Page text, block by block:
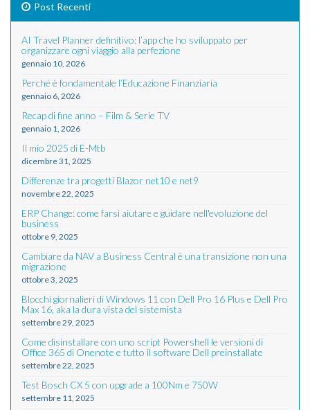
Post Recenti
AI Travel Planner definitivo: l’app che ho sviluppato per
organizzare ogni viaggio alla perfezione
gennaio 10, 2026
Perché è fondamentale l’Educazione Finanziaria
gennaio 6, 2026
Recap di fine anno – Film & Serie TV
gennaio 1, 2026
Il mio 2025 di E-Mtb
dicembre 31, 2025
Differenze tra progetti Blazor net10 e net9
novembre 22, 2025
ERP Change: come farsi aiutare e guidare nell'evoluzione del
business
ottobre 9, 2025
Cambiare da NAV a Business Central è una transizione non una
migrazione
ottobre 3, 2025
Blocchi giornalieri di Windows 11 con Dell Pro 16 Plus e Dell Pro
Max 16, aka la dura vista del sistemista
settembre 29, 2025
Come disinstallare con uno script Powershell le versioni di
Office 365 di Onenote e tutto il software Dell preinstallate
settembre 22, 2025
Test Bosch CX 5 con upgrade a 100Nm e 750W
settembre 11, 2025